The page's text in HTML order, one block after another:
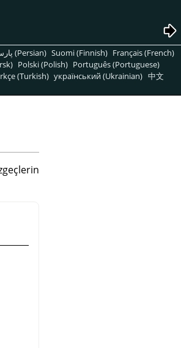
پارسی (Persian) Suomi (Finnish) Français (French)
Polski (Polish) Português (Portuguese)
(Turkish) український (Ukrainian) 中文